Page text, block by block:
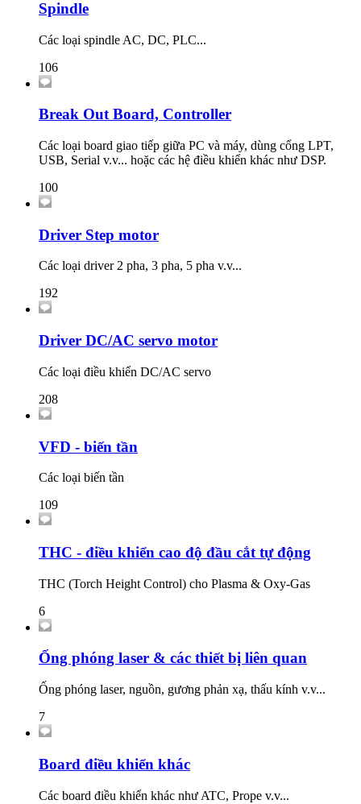
Spindle
Các loại spindle AC, DC, PLC...
106
Break Out Board, Controller
Các loại board giao tiếp giữa PC và máy, dùng cổng LPT,
USB, Serial v.v... hoặc các hệ điều khiển khác như DSP.
100
Driver Step motor
Các loại driver 2 pha, 3 pha, 5 pha v.v...
192
Driver DC/AC servo motor
Các loại điều khiển DC/AC servo
208
VFD - biến tần
Các loại biến tần
109
THC - điều khiển cao độ đầu cắt tự động
THC (Torch Height Control) cho Plasma & Oxy-Gas
6
Ống phóng laser & các thiết bị liên quan
Ống phóng laser, nguồn, gương phản xạ, thấu kính v.v...
7
Board điều khiển khác
Các board điều khiển khác như ATC, Prope v.v...